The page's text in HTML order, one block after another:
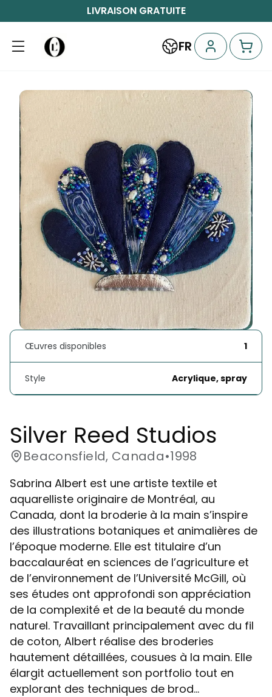
LIVRAISON GRATUITE
FR
Œuvres disponibles 1
Style Acrylique, spray
Silver Reed Studios
Beaconsfield, Canada•1998
Sabrina Albert est une artiste textile et
aquarelliste originaire de Montréal, au
Canada, dont la broderie à la main s’inspire
des illustrations botaniques et animalières de
l’époque moderne. Elle est titulaire d’un
baccalauréat en sciences de l’agriculture et
de l’environnement de l’Université McGill, où
ses études ont approfondi son appréciation
de la complexité et de la beauté du monde
naturel. Travaillant principalement avec du fil
de coton, Albert réalise des broderies
hautement détaillées, cousues à la main. Elle
élargit actuellement son portfolio tout en
explorant des techniques de brod...